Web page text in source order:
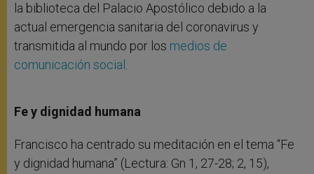
la biblioteca del Palacio Apostólico debido a la
actual emergencia sanitaria del coronavirus y
transmitida al mundo por los medios de
comunicación social
Fe y dignidad humana
Francisco ha centrado su meditación en el tema “Fe
y dignidad humana” (Lectura: Gn 1, 27-28; 2, 15),